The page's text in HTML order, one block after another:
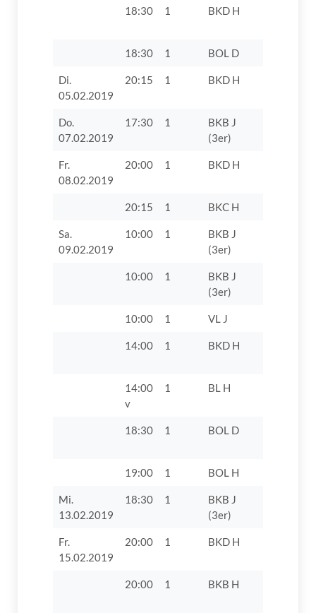
18:30 1 BKD H
18:30 1 BOL D
Di.
05.02.2019
20:15 1 BKD H
Do.
07.02.2019
17:30 1
BKB J
(3er)
Fr.
08.02.2019
20:00 1 BKD H
20:15 1 BKC H
Sa.
09.02.2019
10:00 1
BKB J
(3er)
10:00 1
BKB J
(3er)
10:00 1 VL J
14:00 1 BKD H
14:00
v
1 BL H
18:30 1 BOL D
19:00 1 BOL H
Mi.
13.02.2019
18:30 1
BKB J
(3er)
Fr.
15.02.2019
20:00 1 BKD H
20:00 1 BKB H